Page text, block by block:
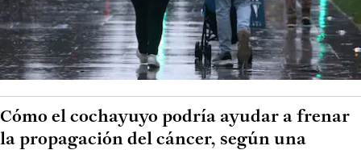
Cómo el cochayuyo podría ayudar a frenar
la propagación del cáncer, según una